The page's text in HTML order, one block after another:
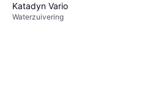
Katadyn Vario
Waterzuivering